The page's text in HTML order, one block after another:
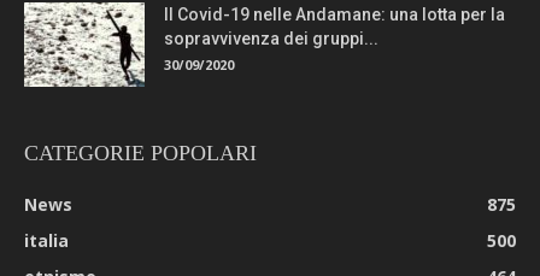
Il Covid-19 nelle Andamane: una lotta per la
sopravvivenza dei gruppi...
30/09/2020
CATEGORIE POPOLARI
News
875
italia
500